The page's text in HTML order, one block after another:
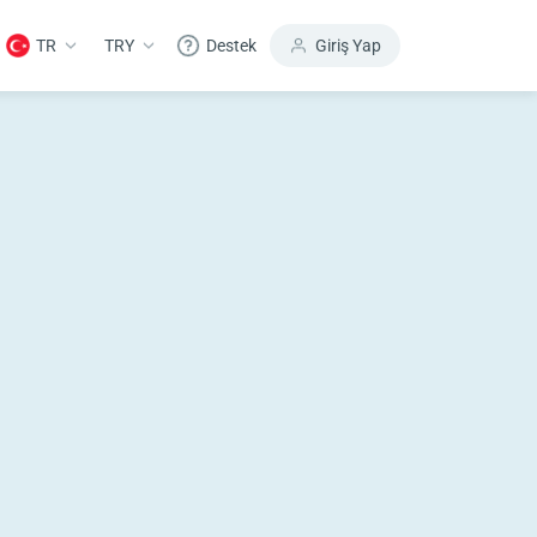
TR TRY Destek Giriş Yap